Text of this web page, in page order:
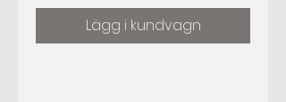
Lägg i kundvagn